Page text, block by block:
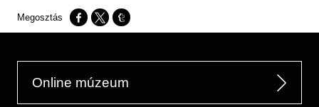
Opens in a new window
Opens in a new window
Opens in a new window
Online múzeum